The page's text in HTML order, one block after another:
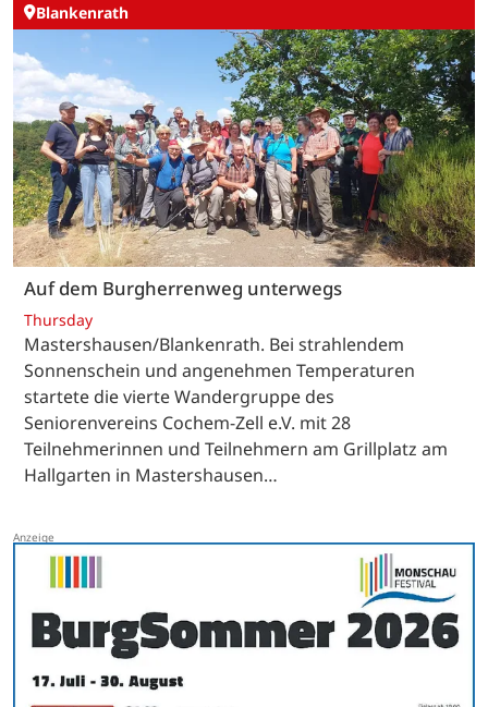
Blankenrath
Auf dem Burgherrenweg unterwegs
Thursday
Mastershausen/Blankenrath. Bei strahlendem
Sonnenschein und angenehmen Temperaturen
startete die vierte Wandergruppe des
Seniorenvereins Cochem-Zell e.V. mit 28
Teilnehmerinnen und Teilnehmern am Grillplatz am
Hallgarten in Mastershausen…